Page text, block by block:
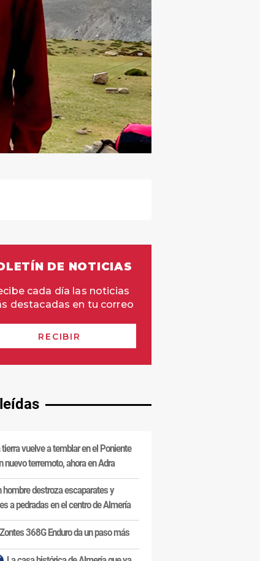
tierra vuelve a temblar en el Poniente
nuevo terremoto, ahora en Adra
hombre destroza escaparates y
a pedradas en el centro de Almería
368G Enduro da un paso más